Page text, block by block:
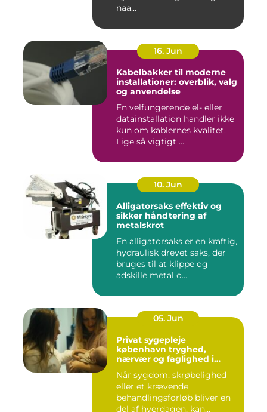
naa...
16. Jun
Kabelbakker til moderne
installationer: overblik, valg
og anvendelse
En velfungerende el- eller
datainstallation handler ikke
kun om kablernes kvalitet.
Lige så vigtigt ...
10. Jun
Alligatorsaks effektiv og
sikker håndtering af
metalskrot
En alligatorsaks er en kraftig,
hydraulisk drevet saks, der
bruges til at klippe og
adskille metal o...
05. Jun
Privat sygepleje
københavn tryghed,
nærvær og faglighed i
Når sygdom, skrøbelighed
eller et krævende
behandlingsforløb bliver en
del af hverdagen, kan